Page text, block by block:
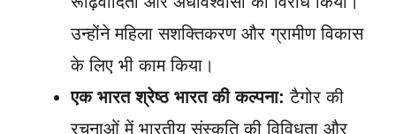
उन्होंने महिला सशक्तिकरण और ग्रामीण विकास
के लिए भी काम किया।
एक भारत श्रेष्ठ भारत की कल्पना: टैगोर की
रचनाओं में भारतीय संस्कृति की विविधता और